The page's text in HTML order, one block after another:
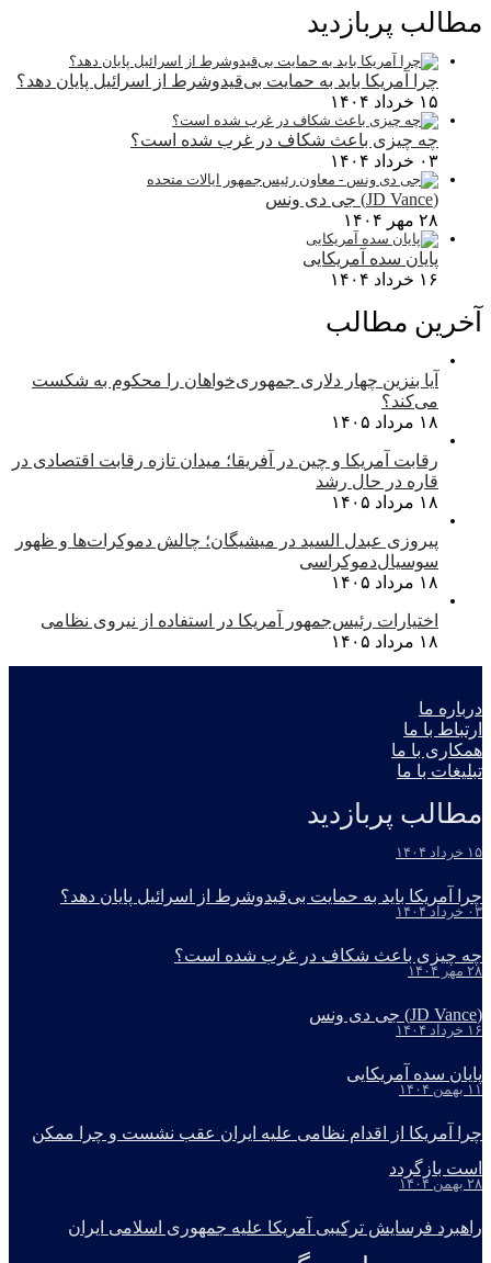
مطالب پربازدید
چرا آمریکا باید به حمایت بی‌قیدوشرط از اسرائیل پایان دهد؟
۱۵ خرداد ۱۴۰۴
چه چیزی باعث شکاف در غرب شده است؟
۰۳ خرداد ۱۴۰۴
(JD Vance) جی دی ونس
۲۸ مهر ۱۴۰۴
پایان سده آمریکایی
۱۶ خرداد ۱۴۰۴
آخرین مطالب
آیا بنزین چهار دلاری جمهوری‌خواهان را محکوم به شکست
می‌کند؟
۱۸ مرداد ۱۴۰۵
رقابت آمریکا و چین در آفریقا؛ میدان تازه رقابت اقتصادی در
قاره در حال رشد
۱۸ مرداد ۱۴۰۵
پیروزی عبدل السید در میشیگان؛ چالش دموکرات‌ها و ظهور
سوسیال‌دموکراسی
۱۸ مرداد ۱۴۰۵
اختیارات رئیس‌جمهور آمریکا در استفاده از نیروی نظامی
۱۸ مرداد ۱۴۰۵
درباره ما
ارتباط با ما
همکاری با ما
تبلیغات با ما
مطالب پربازدید
۱۵ خرداد ۱۴۰۴
چرا آمریکا باید به حمایت بی‌قیدوشرط از اسرائیل پایان دهد؟
۰۳ خرداد ۱۴۰۴
چه چیزی باعث شکاف در غرب شده است؟
۲۸ مهر ۱۴۰۴
(JD Vance) جی دی ونس
۱۶ خرداد ۱۴۰۴
پایان سده آمریکایی
۱۱ بهمن ۱۴۰۴
چرا آمریکا از اقدام نظامی علیه ایران عقب نشست و چرا ممکن
است بازگردد
۲۸ بهمن ۱۴۰۴
راهبرد فرسایش ترکیبی آمریکا علیه جمهوری اسلامی ایران